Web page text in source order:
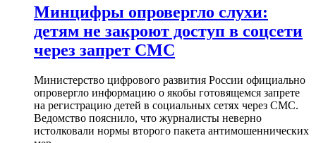
Минцифры опровергло слухи:
детям не закроют доступ в соцсети
через запрет СМС
Министерство цифрового развития России официально
опровергло информацию о якобы готовящемся запрете
на регистрацию детей в социальных сетях через СМС.
Ведомство пояснило, что журналисты неверно
истолковали нормы второго пакета антимошеннических